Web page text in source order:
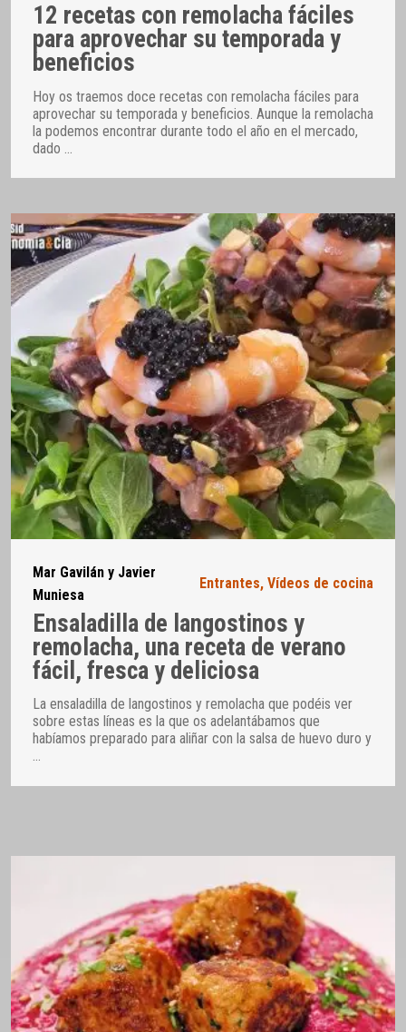
12 recetas con remolacha fáciles
para aprovechar su temporada y
beneficios
Hoy os traemos doce recetas con remolacha fáciles para
aprovechar su temporada y beneficios. Aunque la remolacha
la podemos encontrar durante todo el año en el mercado,
dado
Mar Gavilán y Javier
Muniesa
Entrantes, Vídeos de cocina
Ensaladilla de langostinos y
remolacha, una receta de verano
fácil, fresca y deliciosa
La ensaladilla de langostinos y remolacha que podéis ver
sobre estas líneas es la que os adelantábamos que
habíamos preparado para aliñar con la salsa de huevo duro y
…